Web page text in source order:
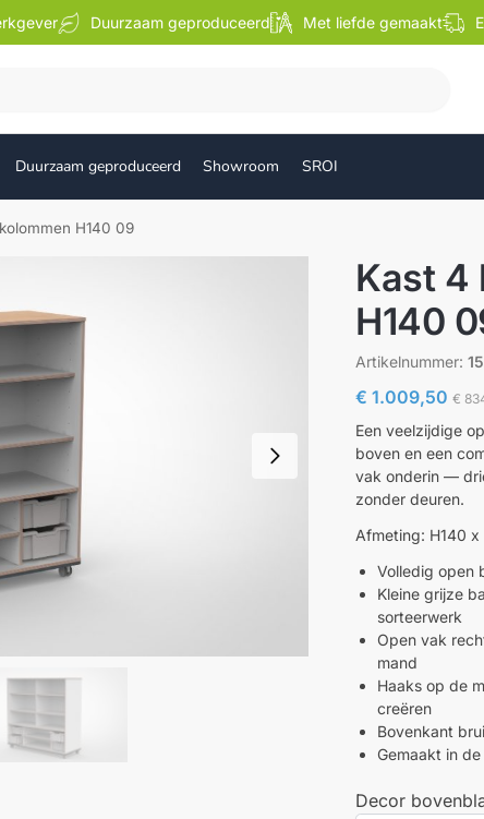
Duurzaam geproduceerd Met liefde gemaakt
Duurzaam geproduceerd Showroom SROI
H140 09
Kast 4
H140
Artikelnummer:
€ 1.009,50 €
Een veelzijdige
boven en een
vak onderin —
zonder deuren.
Afmeting: H140
Volledig open
Kleine grijze
sorteerwerk
Open vak
mand
Haaks op de
creëren
Bovenkant
Gemaakt in
Decor